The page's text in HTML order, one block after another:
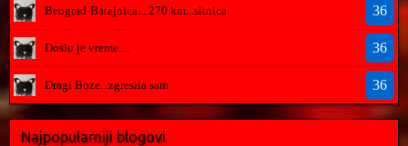
Beograd-Batajnica....270 km...sitnica 36
Doslo je vreme.... 36
Dragi Boze...zgresila sam 36
Najpopularniji blogovi